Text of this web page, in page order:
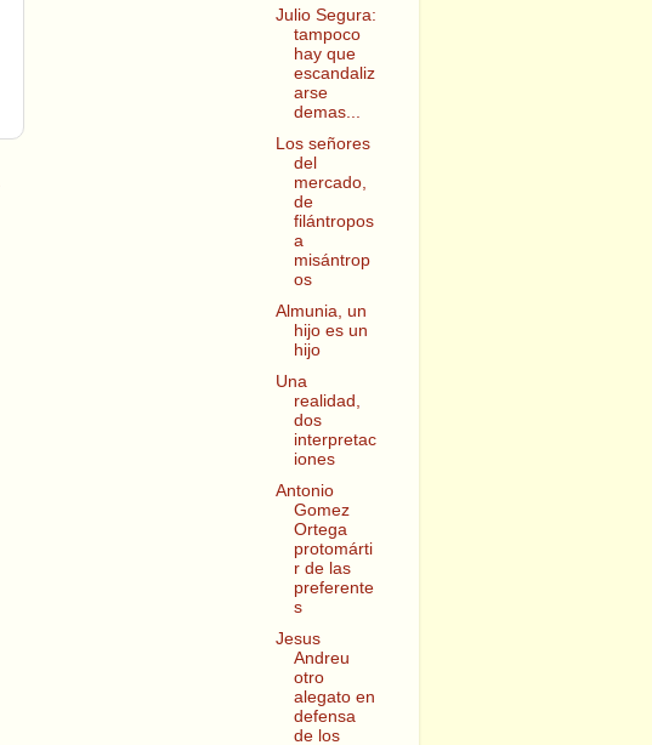
Julio Segura:
tampoco
hay que
escandaliz
arse
demas...
Los señores
del
mercado,
de
filántropos
a
misántrop
os
Almunia, un
hijo es un
hijo
Una
realidad,
dos
interpretac
iones
Antonio
Gomez
Ortega
protomárti
r de las
preferente
s
Jesus
Andreu
otro
alegato en
defensa
de los